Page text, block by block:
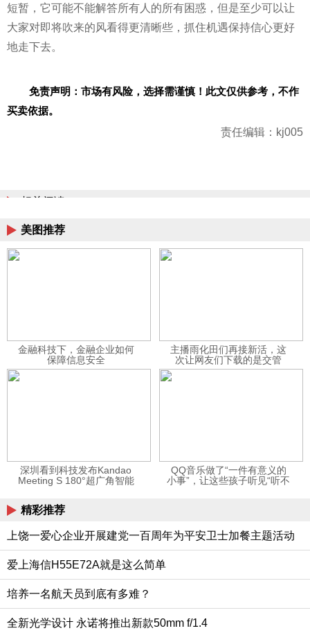
短暂，它可能不能解答所有人的所有困惑，但是至少可以让
大家对即将吹来的风看得更清晰些，抓住机遇保持信心更好
地走下去。
免责声明：市场有风险，选择需谨慎！此文仅供参考，不作
买卖依据。
责任编辑：kj005
相关阅读
美图推荐
金融科技下，金融企业如何
保障信息安全
主播雨化田们再接新活，这
次让网友们下载的是交管
12123APP
深圳看到科技发布Kandao
Meeting S 180°超广角智能
QQ音乐做了“一件有意义的
小事”，让这些孩子听见“听不
精彩推荐
上饶一爱心企业开展建党一百周年为平安卫士加餐主题活动
爱上海信H55E72A就是这么简单
培养一名航天员到底有多难？
全新光学设计 永诺将推出新款50mm f/1.4